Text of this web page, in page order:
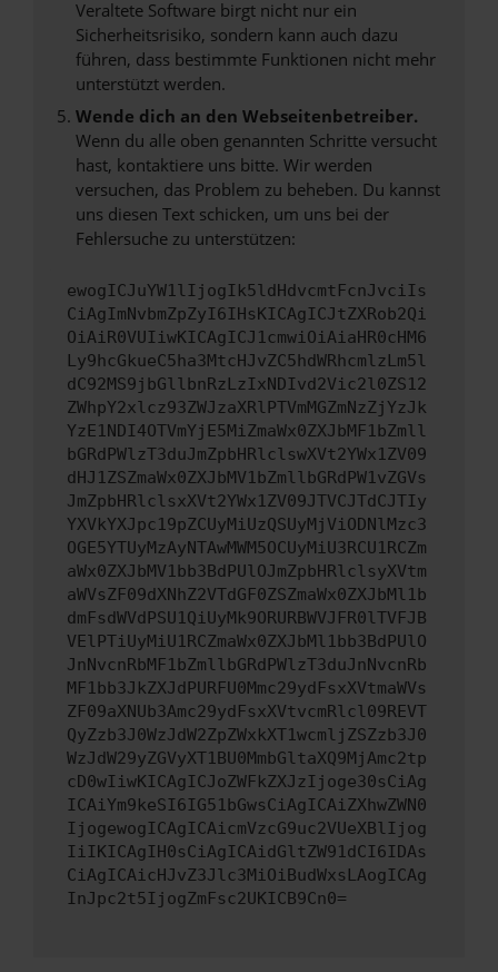
Veraltete Software birgt nicht nur ein
Sicherheitsrisiko, sondern kann auch dazu
führen, dass bestimmte Funktionen nicht mehr
unterstützt werden.
Wende dich an den Webseitenbetreiber.
Wenn du alle oben genannten Schritte versucht
hast, kontaktiere uns bitte. Wir werden
versuchen, das Problem zu beheben. Du kannst
uns diesen Text schicken, um uns bei der
Fehlersuche zu unterstützen:
ewogICJuYW1lIjogIk5ldHdvcmtFcnJvciIs
CiAgImNvbmZpZyI6IHsKICAgICJtZXRob2Qi
OiAiR0VUIiwKICAgICJ1cmwiOiAiaHR0cHM6
Ly9hcGkueC5ha3MtcHJvZC5hdWRhcmlzLm5l
dC92MS9jbGllbnRzLzIxNDIvd2Vic2l0ZS12
ZWhpY2xlcz93ZWJzaXRlPTVmMGZmNzZjYzJk
YzE1NDI4OTVmYjE5MiZmaWx0ZXJbMF1bZmll
bGRdPWlzT3duJmZpbHRlclswXVt2YWx1ZV09
dHJ1ZSZmaWx0ZXJbMV1bZmllbGRdPW1vZGVs
JmZpbHRlclsxXVt2YWx1ZV09JTVCJTdCJTIy
YXVkYXJpc19pZCUyMiUzQSUyMjViODNlMzc3
OGE5YTUyMzAyNTAwMWM5OCUyMiU3RCU1RCZm
aWx0ZXJbMV1bb3BdPUlOJmZpbHRlclsyXVtm
aWVsZF09dXNhZ2VTdGF0ZSZmaWx0ZXJbMl1b
dmFsdWVdPSU1QiUyMk9ORURBWVJFR0lTVFJB
VElPTiUyMiU1RCZmaWx0ZXJbMl1bb3BdPUlO
JnNvcnRbMF1bZmllbGRdPWlzT3duJnNvcnRb
MF1bb3JkZXJdPURFU0Mmc29ydFsxXVtmaWVs
ZF09aXNUb3Amc29ydFsxXVtvcmRlcl09REVT
QyZzb3J0WzJdW2ZpZWxkXT1wcmljZSZzb3J0
WzJdW29yZGVyXT1BU0MmbGltaXQ9MjAmc2tp
cD0wIiwKICAgICJoZWFkZXJzIjoge30sCiAg
ICAiYm9keSI6IG51bGwsCiAgICAiZXhwZWN0
IjogewogICAgICAicmVzcG9uc2VUeXBlIjog
IiIKICAgIH0sCiAgICAidGltZW91dCI6IDAs
CiAgICAicHJvZ3Jlc3MiOiBudWxsLAogICAg
InJpc2t5IjogZmFsc2UKICB9Cn0=